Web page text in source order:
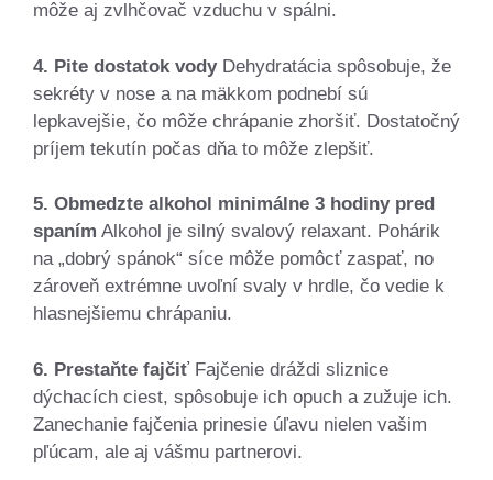
môže aj zvlhčovač vzduchu v spálni.
4. Pite dostatok vodyDehydratácia spôsobuje, že
sekréty v nose a na mäkkom podnebí sú
lepkavejšie, čo môže chrápanie zhoršiť. Dostatočný
príjem tekutín počas dňa to môže zlepšiť.
5. Obmedzte alkohol minimálne 3 hodiny pred
spaním Alkohol je silný svalový relaxant. Pohárik
na „dobrý spánok“ síce môže pomôcť zaspať, no
zároveň extrémne uvoľní svaly v hrdle, čo vedie k
hlasnejšiemu chrápaniu.
6. Prestaňte fajčiťFajčenie dráždi sliznice
dýchacích ciest, spôsobuje ich opuch a zužuje ich.
Zanechanie fajčenia prinesie úľavu nielen vašim
pľúcam, ale aj vášmu partnerovi.